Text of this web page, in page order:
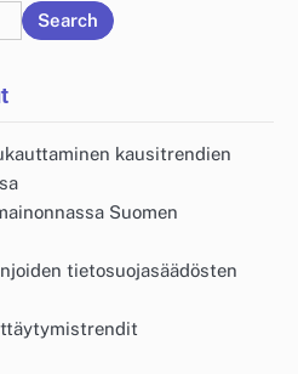
kausitrendien
Suomen
tietosuojasäädösten